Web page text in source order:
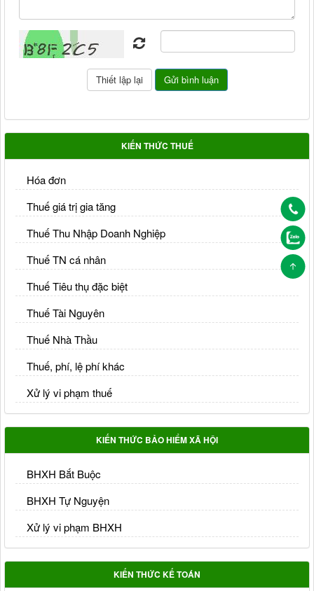
KIẾN THỨC THUẾ
Hóa đơn
Thuế giá trị gia tăng
Thuế Thu Nhập Doanh Nghiệp
Thuế TN cá nhân
Thuế Tiêu thụ đặc biệt
Thuế Tài Nguyên
Thuế Nhà Thầu
Thuế, phí, lệ phí khác
Xử lý vi phạm thuế
KIẾN THỨC BẢO HIỂM XÃ HỘI
BHXH Bắt Buộc
BHXH Tự Nguyện
Xử lý vi phạm BHXH
KIẾN THỨC KẾ TOÁN